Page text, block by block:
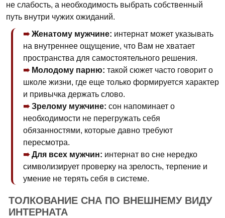
не слабость, а необходимость выбрать собственный
путь внутри чужих ожиданий.
Женатому мужчине: интернат может указывать
на внутреннее ощущение, что Вам не хватает
пространства для самостоятельного решения.
Молодому парню: такой сюжет часто говорит о
школе жизни, где еще только формируется характер
и привычка держать слово.
Зрелому мужчине: сон напоминает о
необходимости не перегружать себя
обязанностями, которые давно требуют
пересмотра.
Для всех мужчин: интернат во сне нередко
символизирует проверку на зрелость, терпение и
умение не терять себя в системе.
ТОЛКОВАНИЕ СНА ПО ВНЕШНЕМУ ВИДУ
ИНТЕРНАТА